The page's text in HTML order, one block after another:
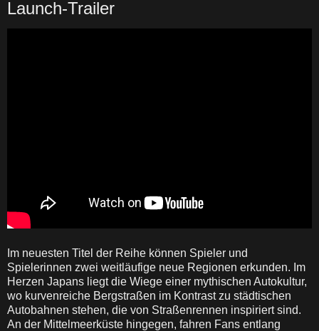
Launch-Trailer
Im neuesten Titel der Reihe können Spieler und
Spielerinnen zwei weitläufige neue Regionen erkunden. Im
Herzen Japans liegt die Wiege einer mythischen Autokultur,
wo kurvenreiche Bergstraßen im Kontrast zu städtischen
Autobahnen stehen, die von Straßenrennen inspiriert sind.
An der Mittelmeerküste hingegen, fahren Fans entlang